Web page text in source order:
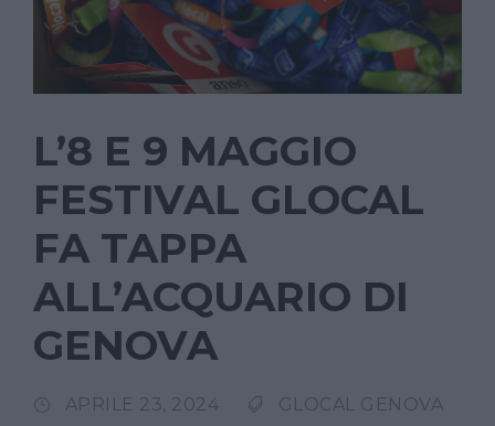
L’8 E 9 MAGGIO
FESTIVAL GLOCAL
FA TAPPA
ALL’ACQUARIO DI
GENOVA
APRILE 23, 2024 GLOCAL GENOVA